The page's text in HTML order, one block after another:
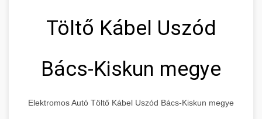
Töltő Kábel Uszód
Bács-Kiskun megye
Elektromos Autó Töltő Kábel Uszód Bács-Kiskun megye